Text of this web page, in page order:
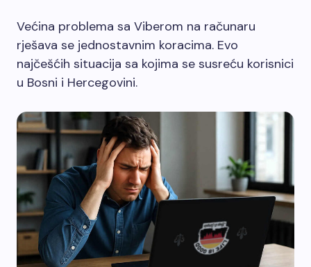
Većina problema sa Viberom na računaru
rješava se jednostavnim koracima. Evo
najčešćih situacija sa kojima se susreću korisnici
u Bosni i Hercegovini.